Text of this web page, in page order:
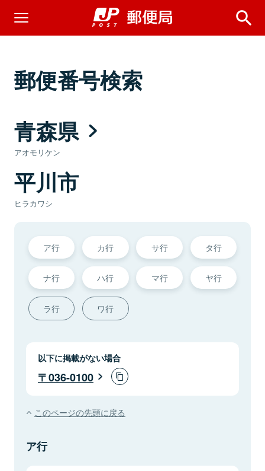
郵便番号検索
青森県
アオモリケン
平川市
ヒラカワシ
ア行 カ行 サ行 タ行
ナ行 ハ行 マ行 ヤ行
ラ行 ワ行
以下に掲載がない場合
036-0100
このページの先頭に戻る
ア行